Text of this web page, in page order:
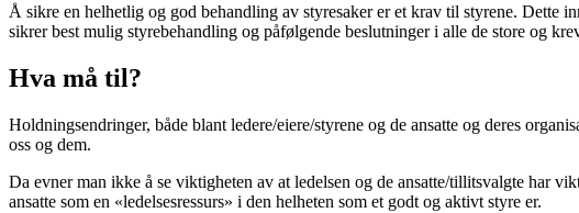
Å sikre en helhetlig og god behandling av styresaker er et krav til styrene. Dette
sikrer best mulig styrebehandling og påfølgende beslutninger i alle de store og
Hva må til?
Holdningsendringer, både blant ledere/eiere/styrene og de ansatte og deres
oss og dem.
Da evner man ikke å se viktigheten av at ledelsen og de ansatte/tillitsvalgte har
ansatte som en «ledelsesressurs» i den helheten som et godt og aktivt styre er.